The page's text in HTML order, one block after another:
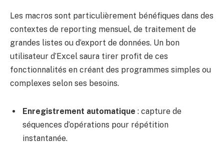
Les macros sont particulièrement bénéfiques dans des
contextes de reporting mensuel, de traitement de
grandes listes ou d’export de données. Un bon
utilisateur d’Excel saura tirer profit de ces
fonctionnalités en créant des programmes simples ou
complexes selon ses besoins.
Enregistrement automatique : capture de
séquences d’opérations pour répétition
instantanée.